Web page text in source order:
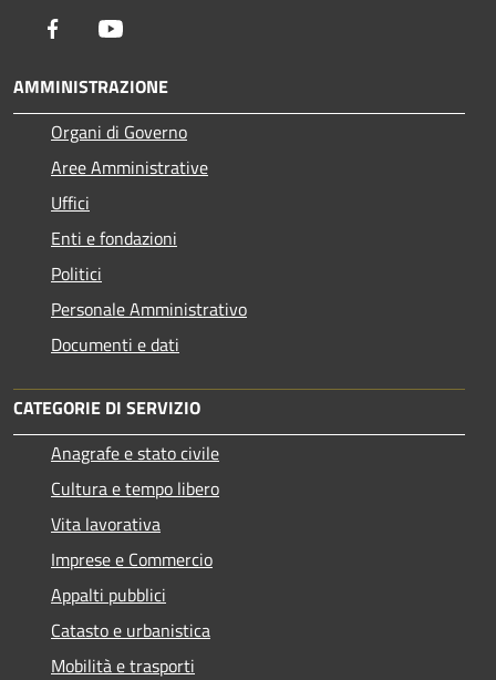
Facebook
AMMINISTRAZIONE
Organi di Governo
Aree Amministrative
Uffici
Enti e fondazioni
Politici
Personale Amministrativo
Documenti e dati
CATEGORIE DI SERVIZIO
Anagrafe e stato civile
Cultura e tempo libero
Vita lavorativa
Imprese e Commercio
Appalti pubblici
Catasto e urbanistica
Mobilità e trasporti